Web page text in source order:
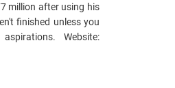
million after using his
finished unless you
Website: